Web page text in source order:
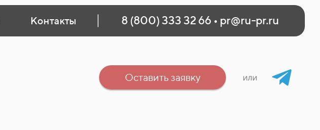
Контакты 8 (800) 333 32 66 • pr@ru-pr.ru
Оставить заявку или